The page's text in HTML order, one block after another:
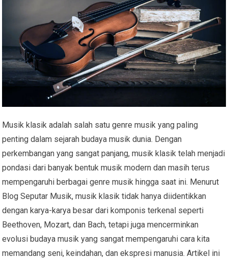
Musik klasik adalah salah satu genre musik yang paling
penting dalam sejarah budaya musik dunia. Dengan
perkembangan yang sangat panjang, musik klasik telah menjadi
pondasi dari banyak bentuk musik modern dan masih terus
mempengaruhi berbagai genre musik hingga saat ini. Menurut
Blog Seputar Musik, musik klasik tidak hanya diidentikkan
dengan karya-karya besar dari komponis terkenal seperti
Beethoven, Mozart, dan Bach, tetapi juga mencerminkan
evolusi budaya musik yang sangat mempengaruhi cara kita
memandang seni, keindahan, dan ekspresi manusia. Artikel ini